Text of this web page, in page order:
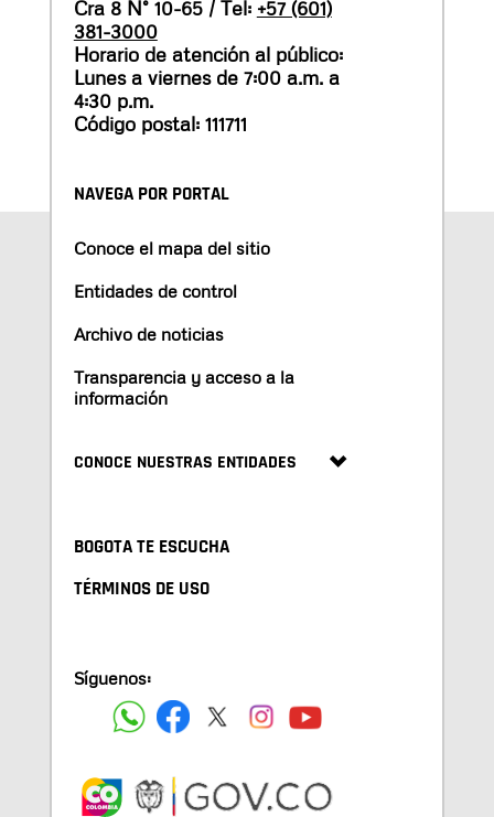
Cra 8 N° 10-65 / Tel: +57 (601)
381-3000
Horario de atención al público:
Lunes a viernes de 7:00 a.m. a
4:30 p.m.
Código postal: 111711
NAVEGA POR PORTAL
Conoce el mapa del sitio
Entidades de control
Archivo de noticias
Transparencia y acceso a la
información
CONOCE NUESTRAS ENTIDADES
BOGOTA TE ESCUCHA
TÉRMINOS DE USO
Síguenos: